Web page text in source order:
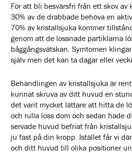
För att bli besvärsfri från ett skov
30% av de drabbade behöva en
70% av kristallsjuka kommer
genom att de lossnade partiklarna
båggångsvätskan. Symtomen
själv men det kan ta dagar eller
Behandlingen av kristallsjuka är
kunnat skruva av ditt huvud en
det varit mycket lättare att hitta de
och rulla loss dom och sedan hade
servade huvud befriat från
ju fast på din kropp. Istället får vi
och ditt huvud till olika positioner